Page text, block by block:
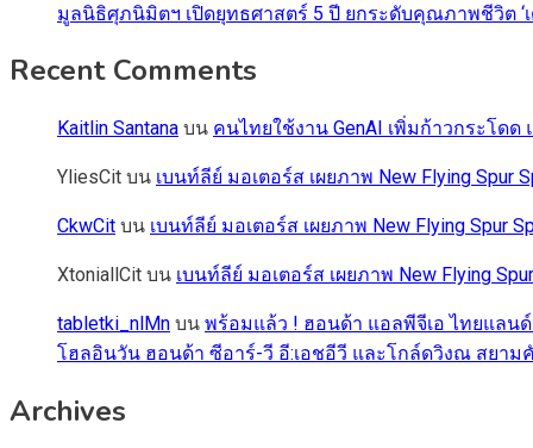
มูลนิธิศุภนิมิตฯ เปิดยุทธศาสตร์ 5 ปี ยกระดับคุณภาพชีวิต
Recent Comments
Kaitlin Santana บน คนไทยใช้งาน GenAI เพิ่มก้าวกระโด
YliesCit บน เบนท์ลีย์ มอเตอร์ส เผยภาพ New Flying
CkwCit บน เบนท์ลีย์ มอเตอร์ส เผยภาพ New Flying Spur
XtoniallCit บน เบนท์ลีย์ มอเตอร์ส เผยภาพ New Flying
tabletki_nlMn บน พร้อมแล้ว ! ฮอนด้า แอลพีจีเอ ไทยแลนด์
โฮลอินวัน ฮอนด้า ซีอาร์-วี อี:เอชอีวี และโกล์ดวิงณ สยา
Archives